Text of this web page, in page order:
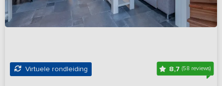
Virtuele rondleiding 8,7 (58 reviews)